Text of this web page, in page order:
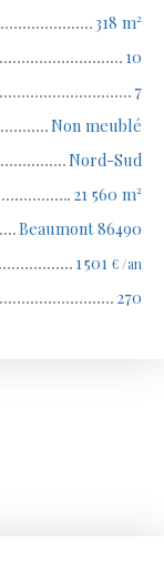
318 m²
10
7
Non meublé
Nord-Sud
21 560 m²
Beaumont 86490
1 501 € /an
270